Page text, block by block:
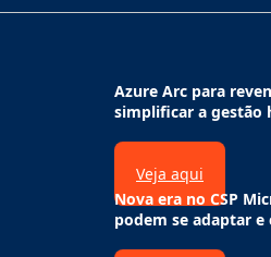
Azure Arc para
simplificar a gestão
Veja aqui
Nova era no CSP
podem se adaptar e